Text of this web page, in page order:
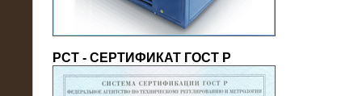
РСТ - СЕРТИФИКАТ ГОСТ Р